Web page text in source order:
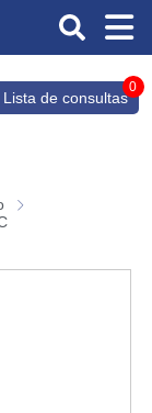
Lista de consultas
0